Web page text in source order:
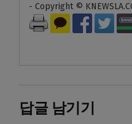
- Copyright ©
답글 남기기